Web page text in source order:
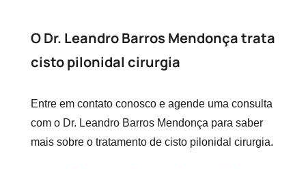
O Dr. Leandro Barros Mendonça trata
cisto pilonidal cirurgia
Entre em contato conosco e agende uma consulta
com o Dr. Leandro Barros Mendonça para saber
mais sobre o tratamento de cisto pilonidal cirurgia.